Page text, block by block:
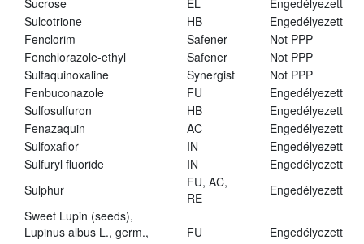
Sucrose
EL
Engedélyezett
Sulcotrione
HB
Engedélyezett
Fenclorim
Safener
Not PPP
Fenchlorazole-ethyl
Safener
Not PPP
Sulfaquinoxaline
Synergist
Not PPP
Fenbuconazole
FU
Engedélyezett
Sulfosulfuron
HB
Engedélyezett
Fenazaquin
AC
Engedélyezett
Sulfoxaflor
IN
Engedélyezett
Sulfuryl fluoride
IN
Engedélyezett
Sulphur
FU, AC,
RE
Engedélyezett
Sweet Lupin (seeds),
Lupinus albus L., germ.,
FU Engedélyezett